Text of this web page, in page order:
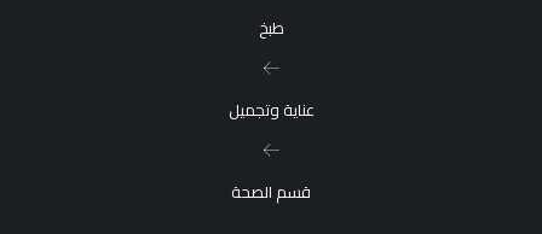
طبخ
عناية وتجميل
قسم الصحة